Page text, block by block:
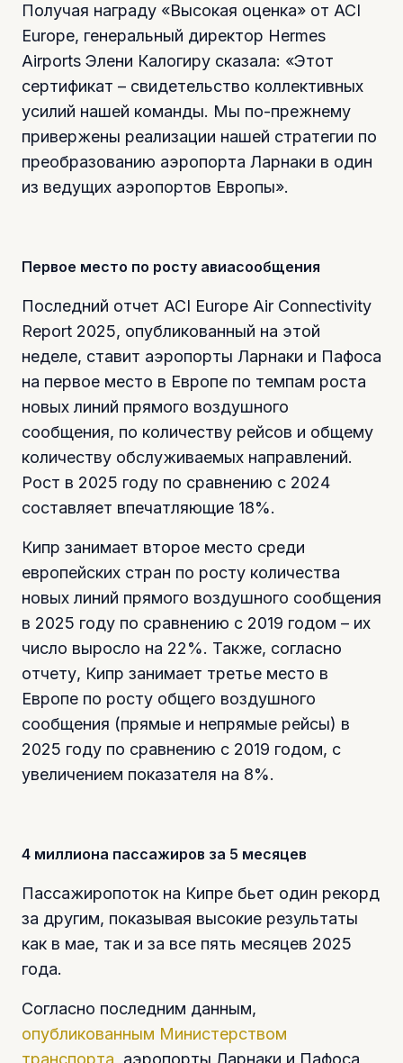
Получая награду «Высокая оценка» от ACI
Europe, генеральный директор Hermes
Airports Элени Калогиру сказала: «Этот
сертификат – свидетельство коллективных
усилий нашей команды. Мы по-прежнему
привержены реализации нашей стратегии по
преобразованию аэропорта Ларнаки в один
из ведущих аэропортов Европы».
Первое место по росту авиасообщения
Последний отчет ACI Europe Air Connectivity
Report 2025, опубликованный на этой
неделе, ставит аэропорты Ларнаки и Пафоса
на первое место в Европе по темпам роста
новых линий прямого воздушного
сообщения, по количеству рейсов и общему
количеству обслуживаемых направлений.
Рост в 2025 году по сравнению с 2024
составляет впечатляющие 18%.
Кипр занимает второе место среди
европейских стран по росту количества
новых линий прямого воздушного сообщения
в 2025 году по сравнению с 2019 годом – их
число выросло на 22%. Также, согласно
отчету, Кипр занимает третье место в
Европе по росту общего воздушного
сообщения (прямые и непрямые рейсы) в
2025 году по сравнению с 2019 годом, с
увеличением показателя на 8%.
4 миллиона пассажиров за 5 месяцев
Пассажиропоток на Кипре бьет один рекорд
за другим, показывая высокие результаты
как в мае, так и за все пять месяцев 2025
года.
Согласно последним данным,
опубликованным Министерством